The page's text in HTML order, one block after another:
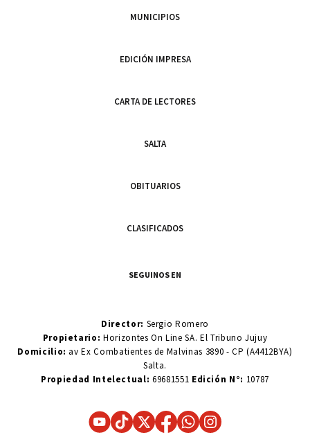
MUNICIPIOS
EDICIÓN IMPRESA
CARTA DE LECTORES
SALTA
OBITUARIOS
CLASIFICADOS
SEGUINOS EN
Director: Sergio Romero
Propietario:Horizontes On Line SA. El Tribuno Jujuy
Domicilio: av Ex Combatientes de Malvinas 3890 - CP (A4412BYA)
Salta.
Propiedad Intelectual: 69681551 Edición N°: 10787